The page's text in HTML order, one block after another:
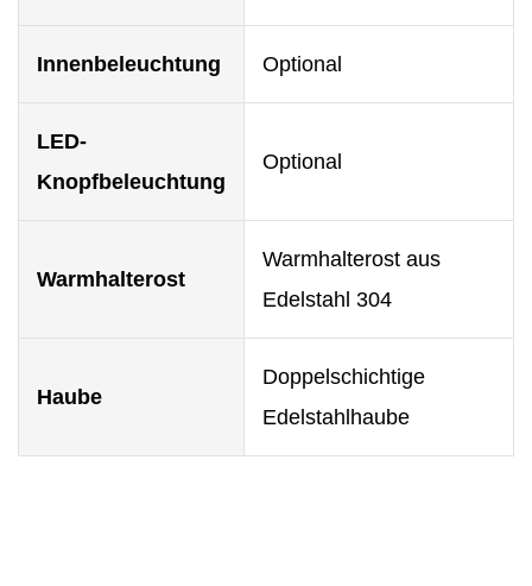
Innenbeleuchtung Optional
LED-
Knopfbeleuchtung
Optional
Warmhalterost
Warmhalterost aus
Edelstahl 304
Haube
Doppelschichtige
Edelstahlhaube